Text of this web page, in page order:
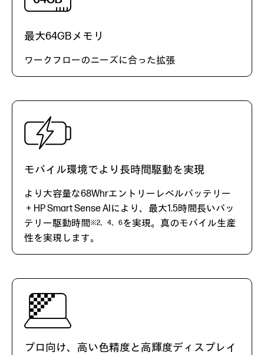
最大64GBメモリ
ワークフローのニーズに合った拡張
モバイル環境でより長時間駆動を実現
より大容量な68Whrエントリーレベルバッテリー
＋HP Smart Sense AIにより、最大1.5時間長いバッ
テリー駆動時間※2、4、6を実現。真のモバイル生産
性を実現します。
プロ向け、高い色精度と高輝度ディスプレイ